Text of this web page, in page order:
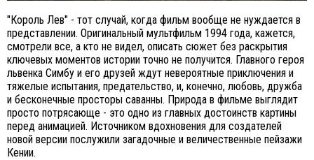
"Король Лев" - тот случай, когда фильм вообще не нуждается в
представлении. Оригинальный мультфильм 1994 года, кажется,
смотрели все, а кто не видел, описать сюжет без раскрытия
ключевых моментов истории точно не получится. Главного героя
львенка Симбу и его друзей ждут невероятные приключения и
тяжелые испытания, предательство, и, конечно, любовь, дружба
и бесконечные просторы саванны. Природа в фильме выглядит
просто потрясающе - это одно из главных достоинств картины
перед анимацией. Источником вдохновения для создателей
новой версии послужили загадочные и величественные пейзажи
Кении.